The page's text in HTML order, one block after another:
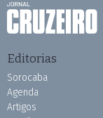
Editorias
Sorocaba
Agenda
Artigos